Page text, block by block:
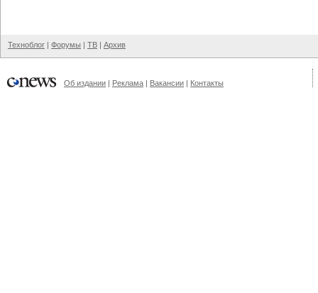
Техноблог | Форумы | ТВ | Архив
Об издании | Реклама | Вакансии | Контакты